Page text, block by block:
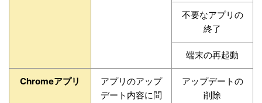
不要なアプリの
終了
端末の再起動
Chromeアプリ
アプリのアップ
デート内容に問
アップデートの
削除